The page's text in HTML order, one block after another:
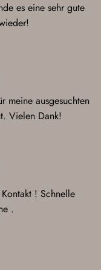
es eine sehr gute
meine ausgesuchten
Vielen Dank!
! Schnelle
.